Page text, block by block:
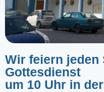
Wir feiern jeden
Gottesdienst
um 10 Uhr in